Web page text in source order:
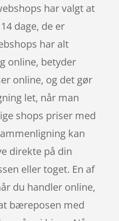
har valgt at
dage, de er
har alt
online, betyder
online, og det gør
let, når man
shops priser med
kan
direkte på din
eller toget. En af
du handler online,
bæreposen med